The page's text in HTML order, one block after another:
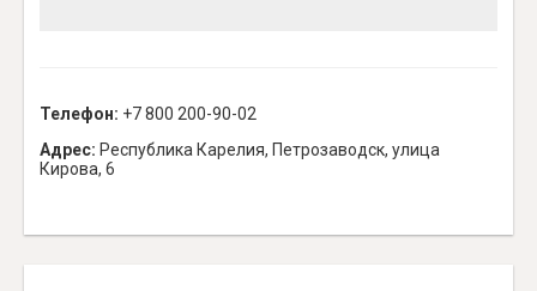
Телефон: +7 800 200-90-02
Адрес: Республика Карелия, Петрозаводск, улица
Кирова, 6